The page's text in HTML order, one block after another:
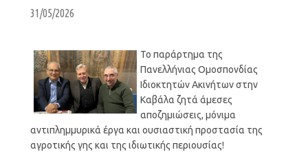
31/05/2026
Το παράρτημα της
Πανελλήνιας Ομοσπονδίας
Ιδιοκτητών Ακινήτων στην
Καβάλα ζητά άμεσες
αποζημιώσεις, μόνιμα
αντιπλημμυρικά έργα και ουσιαστική προστασία της
αγροτικής γης και της ιδιωτικής περιουσίας!